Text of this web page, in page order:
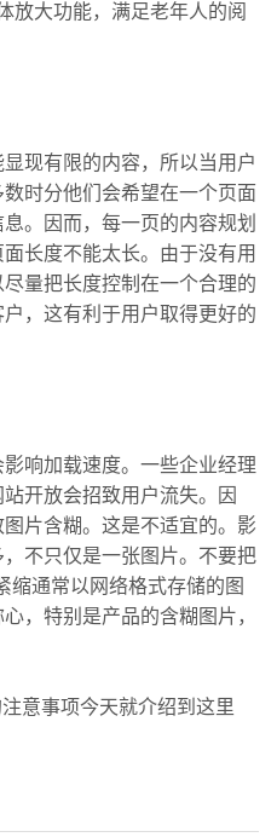
放大功能，满足老年人的阅
有限的内容，所以当用户
时分他们会希望在一个页面
。因而，每一页的内容规划
长度不能太长。由于没有用
量把长度控制在一个合理的
，这有利于用户取得更好的
响加载速度。一些企业经理
开放会招致用户流失。因
片含糊。这是不适宜的。影
不只仅是一张图片。不要把
缩通常以网络格式存储的图
，特别是产品的含糊图片，
注意事项今天就介绍到这里